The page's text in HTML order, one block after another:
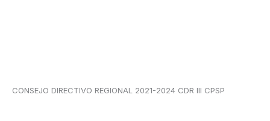
CONSEJO DIRECTIVO REGIONAL 2021-2024 CDR III CPSP